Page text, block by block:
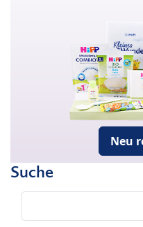
Neu
Suche